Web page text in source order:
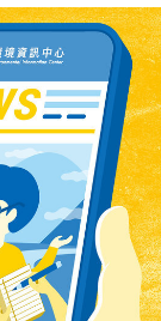
國大陸正訂定
材料適當化及結
，沒有環保包裝